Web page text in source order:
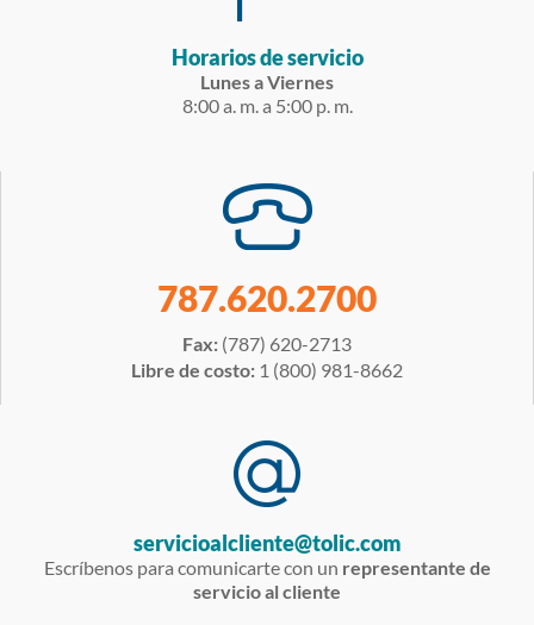
Horarios de servicio
Lunes a Viernes
8:00 a. m. a 5:00 p. m.
787.620.2700
Fax: (787) 620-2713
Libre de costo: 1 (800) 981-8662
servicioalcliente@tolic.com
Escríbenos para comunicarte con un representante de
servicio al cliente